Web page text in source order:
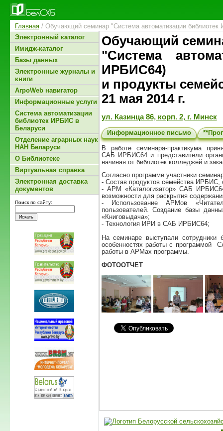
Главная/ Обучающий семинар "Система автоматизации
Электронный каталог
Имидж-каталог
Базы данных
Электронные журналы и
книги
АгроWeb навигатор
Информационные услуги
Система автоматизации
библиотек ИРБИС в
Беларуси
Отделение аграрных наук
НАН Беларуси
О Библиотеке
Виртуальная справка
Электронная доставка
документов
Поиск по сайту:
Обучающий
"Система
ИРБИС64)
и продукты
21 мая 2014 г.
ул. Казинца 86, корп. 2, г. Минск
Информационное письмо **
В работе семинара-практикума
САБ ИРБИС64 и представители
начиная от библиотек колледжей и
Согласно программе участники
- Состав продуктов семейства ИРБИС,
- АРМ «Каталогизатор» САБ ИРБИС64
возможности для раскрытия
- Использование АРМов
пользователей. Создание базы
«Книговыдача»;
- Технология ИРИ в САБ ИРБИС64;
На семинаре выступали
особенностях работы с программой
работы в АРМах программы.
ФОТООТЧЕТ